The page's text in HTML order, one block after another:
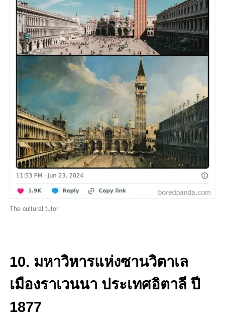
The cultural tutor
10. มหาวิหารแห่งซานวิตาเล
เมืองราเวนนา ประเทศอิตาลี ปี
1877